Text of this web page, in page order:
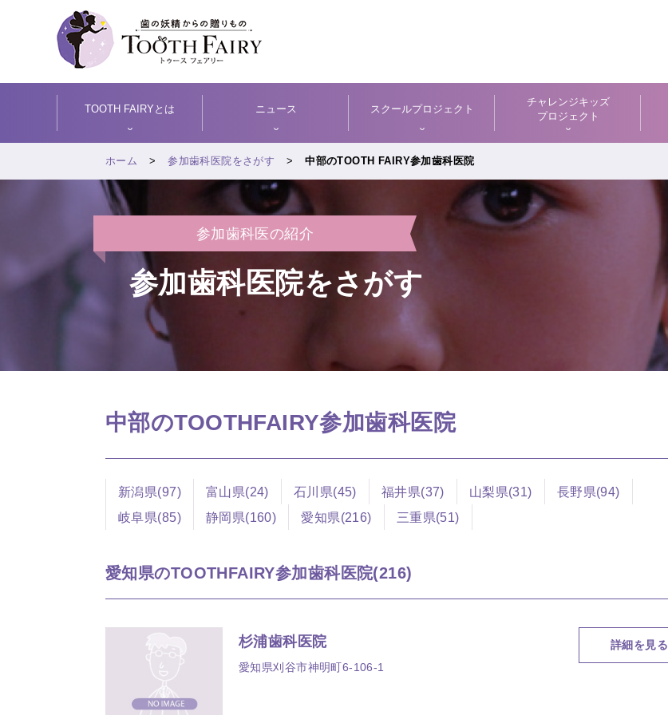
TOOTH FAIRYとは ニュース スクールプロジェクト
チャレンジキッズ
プロジェクト
ホーム 参加歯科医院をさがす 中部のTOOTH FAIRY参加歯科医院
参加歯科医の紹介
参加歯科医院をさがす
中部のTOOTHFAIRY参加歯科医院
新潟県(97) 富山県(24) 石川県(45) 福井県(37) 山梨県(31)
長野県(94)
岐阜県(85)
静岡県(160) 愛知県(216) 三重県(51)
愛知県のTOOTHFAIRY参加歯科医院(216)
杉浦歯科医院
愛知県刈谷市神明町6-106-1
詳細を見る